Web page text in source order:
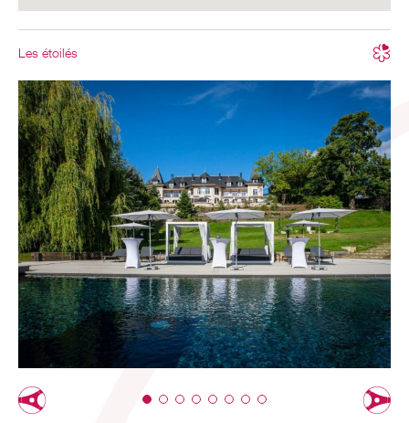
Les étoilés